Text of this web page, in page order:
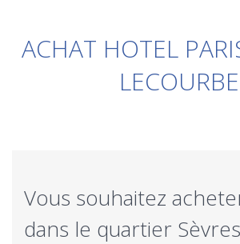
ACHAT HOTEL
LECOURBE
Vous souhaitez
dans le quartier Sèvres